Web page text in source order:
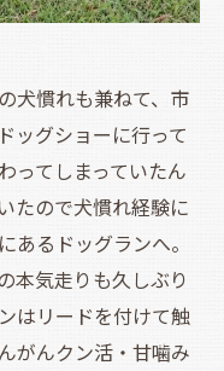
犬慣れも兼ねて、市
ッグショーに行って
ってしまっていたん
たので犬慣れ経験に
あるドッグランへ。
本気走りも久しぶり
はリードを付けて触
がんクン活・甘噛み